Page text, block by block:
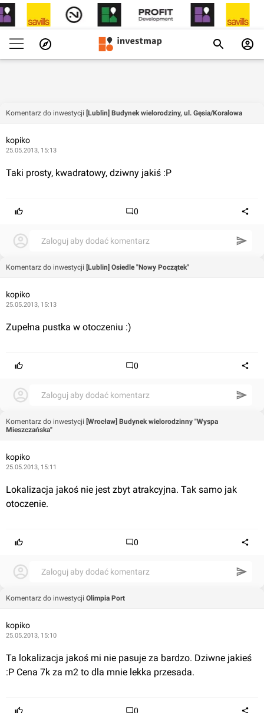
Komentarz do inwestycji [Lublin] Budynek wielorodziny, ul. Gęsia/Koralowa
kopiko
25.05.2013, 15:13
Taki prosty, kwadratowy, dziwny jakiś :P
0
Zaloguj aby dodać komentarz
Komentarz do inwestycji [Lublin] Osiedle "Nowy Początek"
kopiko
25.05.2013, 15:13
Zupełna pustka w otoczeniu :)
0
Zaloguj aby dodać komentarz
Komentarz do inwestycji [Wrocław] Budynek wielorodzinny "Wyspa
Mieszczańska"
kopiko
25.05.2013, 15:11
Lokalizacja jakoś nie jest zbyt atrakcyjna. Tak samo jak
otoczenie.
0
Zaloguj aby dodać komentarz
Komentarz do inwestycji Olimpia Port
kopiko
25.05.2013, 15:10
Ta lokalizacja jakoś mi nie pasuje za bardzo. Dziwne jakieś
:P Cena 7k za m2 to dla mnie lekka przesada.
0